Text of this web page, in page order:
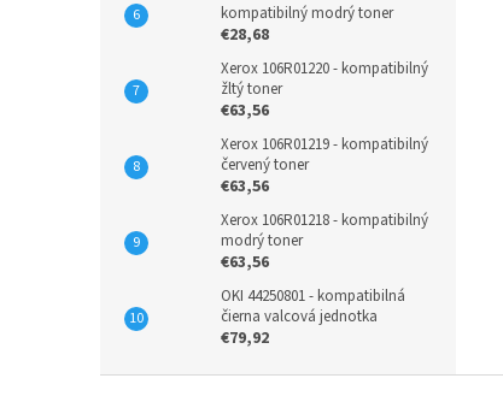
kompatibilný modrý toner
€28,68
Xerox 106R01220 - kompatibilný
žltý toner
€63,56
Xerox 106R01219 - kompatibilný
červený toner
€63,56
Xerox 106R01218 - kompatibilný
modrý toner
€63,56
OKI 44250801 - kompatibilná
čierna valcová jednotka
€79,92